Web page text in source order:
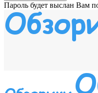
Пароль будет выслан Вам